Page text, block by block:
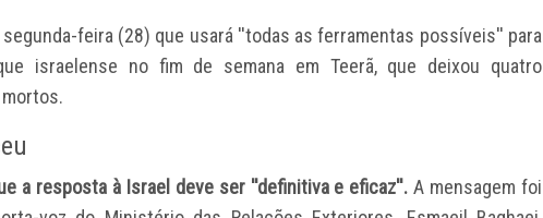
segunda-feira (28) que usará ''todas as ferramentas possíveis'' para
israelense no fim de semana em Teerã, que deixou quatro
.
a resposta à Israel deve ser ''definitiva e eficaz''.A mensagem foi